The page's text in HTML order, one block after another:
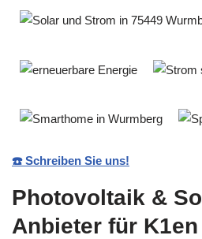
☎️ Schreiben Sie uns!
Photovoltaik &
Anbieter für